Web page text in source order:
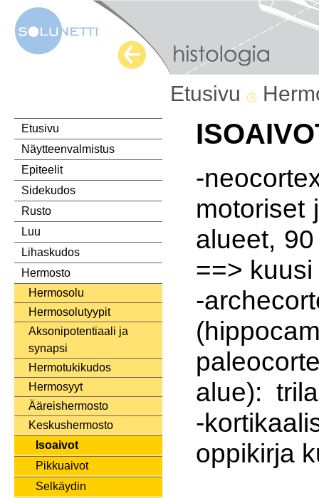
Etusivu
Etusivu
Näytteenvalmistus
Epiteelit
Sidekudos
Rusto
Luu
Lihaskudos
Hermosto
Hermosolu
Hermosolutyypit
Aksonipotentiaali ja
synapsi
Hermotukikudos
Hermosyyt
Ääreishermosto
Keskushermosto
Isoaivot
Pikkuaivot
Selkäydin
-
motoriset
alueet,
==>
-
alue):
-
oppikirja